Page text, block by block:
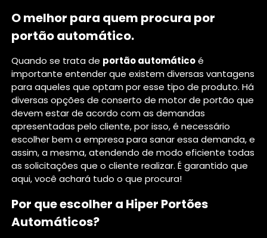
O melhor para quem procura por
portão automático.
Quando se trata de portão automáticoé
importante entender que existem diversas vantagens
para aqueles que optam por esse tipo de produto. Há
diversas opções de conserto de motor de portão que
devem estar de acordo com as demandas
apresentadas pelo cliente, por isso, é necessário
escolher bem a empresa para sanar essa demanda, e
assim, a mesma, atendendo de modo eficiente todas
as solicitações que o cliente realizar. É garantido que
aqui, você achará tudo o que procura!
Por que escolher a Hiper Portões
Automáticos?